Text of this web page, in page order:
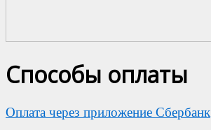
Способы оплаты
Оплата через приложение Сбербанк